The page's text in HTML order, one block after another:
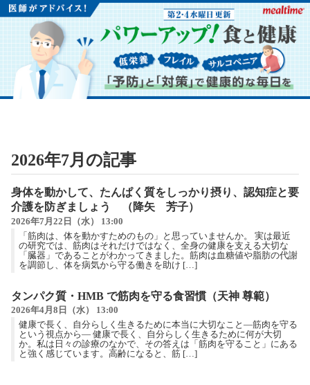
2026年7月の記事
身体を動かして、たんぱく質をしっかり摂り、認知症と要
介護を防ぎましょう （降矢 芳子）
2026年7月22日（水） 13:00
「筋肉は、体を動かすためのもの」と思っていませんか。 実は最近
の研究では、筋肉はそれだけではなく、全身の健康を支える大切な
「臓器」であることがわかってきました。筋肉は血糖値や脂肪の代謝
を調節し、体を病気から守る働きを助け […]
タンパク質・HMB で筋肉を守る食習慣（天神 尊範）
2026年4月8日（水） 13:00
健康で長く、自分らしく生きるために本当に大切なこと―筋肉を守る
という視点から― 健康で長く、自分らしく生きるために何が大切
か。私は日々の診療のなかで、その答えは「筋肉を守ること」にある
と強く感じています。高齢になると、筋 […]